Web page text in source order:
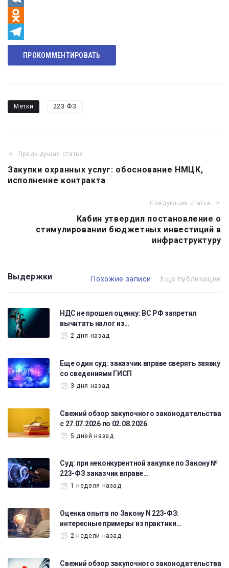
VK
Odnoklassniki
Telegram
ПРОКОММЕНТИРОВАТЬ
Метки 223 ФЗ
Навигация
по
Предыдущая статья
Закупки охранных услуг: обоснование НМЦК,
исполнение контракта
Следующая статья
Кабин утвердил постановление о
стимулировании бюджетных инвестиций в
инфраструктуру
Выдержки Похожие записи Ещё публикации
НДС не прошел оценку: ВС РФ запретил
вычитать налог из…
2 дня назад
Еще один суд: заказчик вправе сверять заявку
со сведениями ГИСП
3 дня назад
Свежий обзор закупочного законодательства
с 27.07.2026 по 02.08.2026
5 дней назад
Суд: при неконкурентной закупке по Закону №
223-ФЗ заказчик вправе…
1 неделя назад
Оценка опыта по Закону N 223-ФЗ:
интересные примеры из практики…
2 недели назад
Свежий обзор закупочного законодательства